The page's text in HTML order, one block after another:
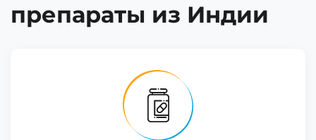
препараты из Индии